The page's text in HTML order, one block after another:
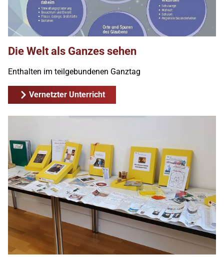
Die Welt als Ganzes sehen
Enthalten im teilgebundenen Ganztag
Vernetzter Unterricht